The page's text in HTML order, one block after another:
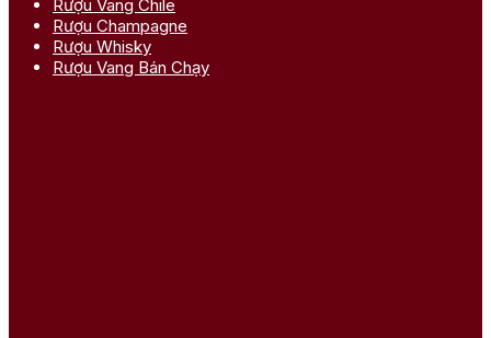
Rượu Vang Chile
Rượu Champagne
Rượu Whisky
Rượu Vang Bán Chạy